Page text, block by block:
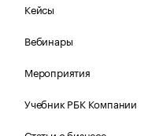
Кейсы
Вебинары
Мероприятия
Учебник РБК Компании